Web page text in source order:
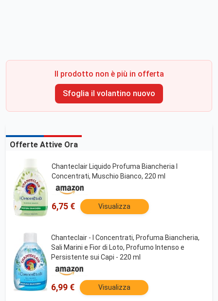
Il prodotto non è più in offerta
Sfoglia il volantino nuovo
Offerte Attive Ora
Chanteclair Liquido Profuma Biancheria I
Concentrati, Muschio Bianco, 220 ml
6,75 € Visualizza
Chanteclair - I Concentrati, Profuma Biancheria,
Sali Marini e Fior di Loto, Profumo Intenso e
Persistente sui Capi - 220 ml
6,99 € Visualizza